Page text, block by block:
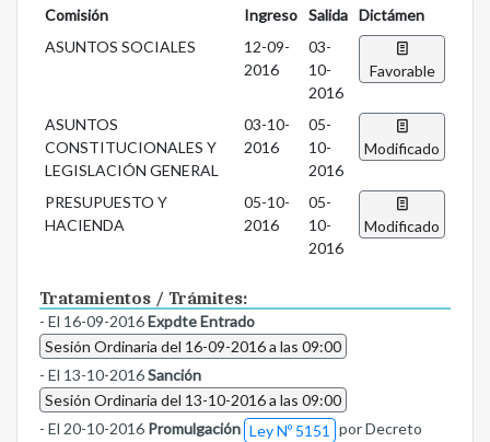
Comisión Ingreso Salida
Dictámen
ASUNTOS SOCIALES
12-09-
2016
03-
10-
2016
Favorable
ASUNTOS
CONSTITUCIONALES Y
LEGISLACIÓN GENERAL
03-10-
2016
05-
10-
2016
Modificado
PRESUPUESTO Y
HACIENDA
05-10-
2016
05-
10-
2016
Modificado
Tratamientos / Trámites:
- El 16-09-2016Expdte Entrado
Sesión Ordinaria del 16-09-2016 a las 09:00
- El 13-10-2016Sanción
Sesión Ordinaria del 13-10-2016 a las 09:00
- El 20-10-2016 Promulgación Ley Nº 5151
por Decreto